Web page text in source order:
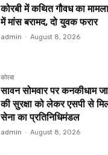
कोरबी में कथित गौवध का
में मांस बरामद, दो युवक फरार
admin - August 8, 2026
कोरबा
सावन सोमवार पर कनकीधाम
की सुरक्षा को लेकर एसपी से
सेना का प्रतिनिधिमंडल
admin - August 8, 2026